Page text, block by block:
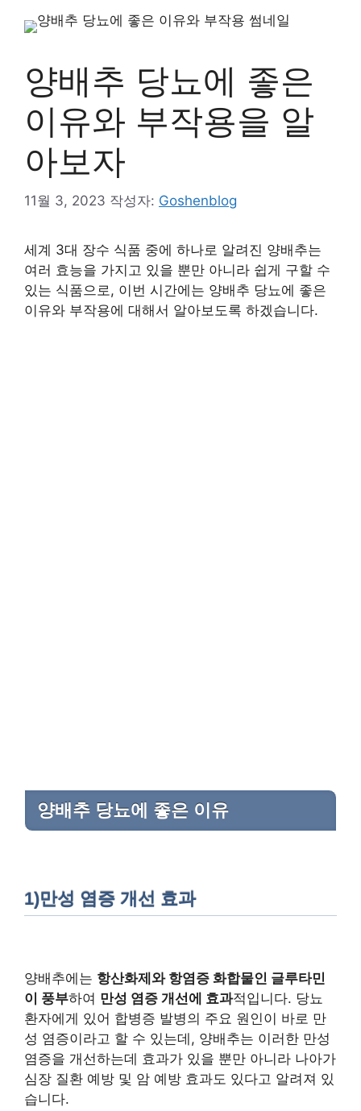
양배추 당뇨에 좋은
이유와 부작용을 알
아보자
11월 3, 2023 작성자: Goshenblog
세계 3대 장수 식품 중에 하나로 알려진 양배추는
여러 효능을 가지고 있을 뿐만 아니라 쉽게 구할 수
있는 식품으로, 이번 시간에는 양배추 당뇨에 좋은
이유와 부작용에 대해서 알아보도록 하겠습니다.
양배추 당뇨에 좋은 이유
1)만성 염증 개선 효과
양배추에는 항산화제와 항염증 화합물인 글루타민
이 풍부하여 만성 염증 개선에 효과적입니다. 당뇨
환자에게 있어 합병증 발병의 주요 원인이 바로 만
성 염증이라고 할 수 있는데, 양배추는 이러한 만성
염증을 개선하는데 효과가 있을 뿐만 아니라 나아가
심장 질환 예방 및 암 예방 효과도 있다고 알려져 있
습니다.